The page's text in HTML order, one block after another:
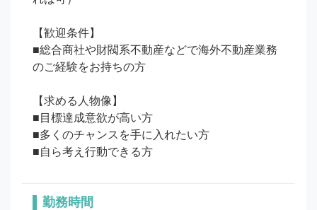
【歓迎条件】
■総合商社や財閥系不動産などで海外不動産業務
のご経験をお持ちの方
【求める人物像】
■目標達成意欲が高い方
■多くのチャンスを手に入れたい方
勤務時間